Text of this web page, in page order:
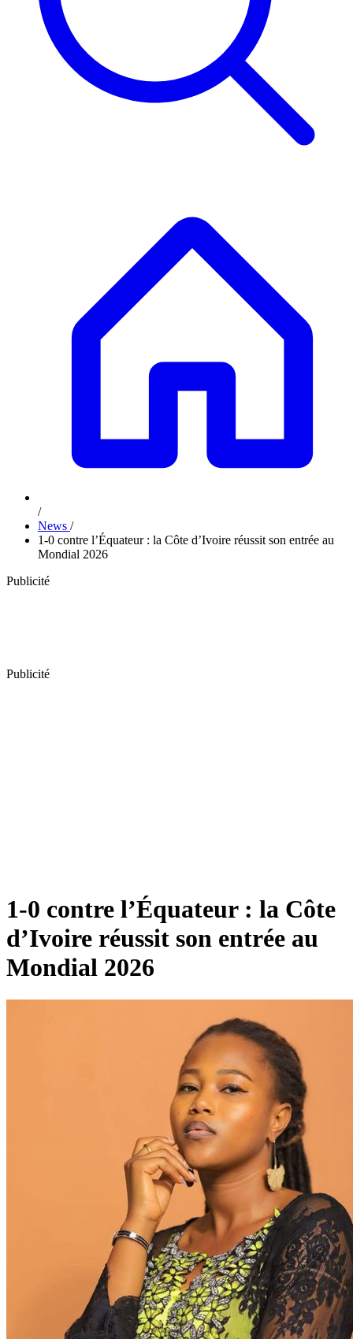
/
News /
1-0 contre l’Équateur : la Côte d’Ivoire réussit son entrée au
Mondial 2026
Publicité
Publicité
1-0 contre l’Équateur : la Côte
d’Ivoire réussit son entrée au
Mondial 2026